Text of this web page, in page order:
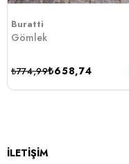
Buratti
Gömlek
₺658,74
₺774,99
İLETİŞİM